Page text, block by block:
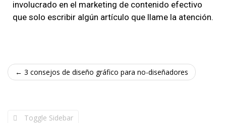
involucrado en el marketing de contenido efectivo
que solo escribir algún artículo que llame la atención.
← 3 consejos de diseño gráfico para no-diseñadores
Toggle Sidebar